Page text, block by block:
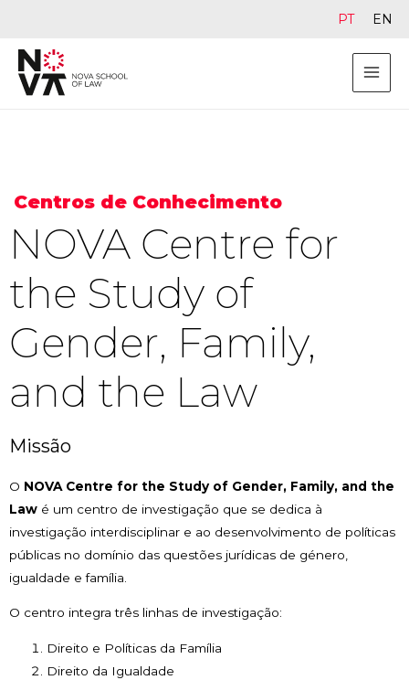
Centros de Conhecimento
NOVA Centre for
the Study of
Gender, Family,
and the Law
Missão
O NOVA Centre for the Study of Gender, Family, and the
Law é um centro de investigação que se dedica à
investigação interdisciplinar e ao desenvolvimento de políticas
públicas no domínio das questões jurídicas de género,
igualdade e família.
O centro integra três linhas de investigação:
Direito e Políticas da Família
Direito da Igualdade
PT EN